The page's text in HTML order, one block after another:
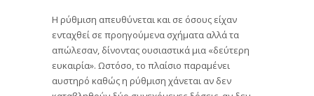
Η ρύθμιση απευθύνεται και σε όσους είχαν
ενταχθεί σε προηγούμενα σχήματα αλλά τα
απώλεσαν, δίνοντας ουσιαστικά μια «δεύτερη
ευκαιρία». Ωστόσο, το πλαίσιο παραμένει
αυστηρό καθώς η ρύθμιση χάνεται αν δεν